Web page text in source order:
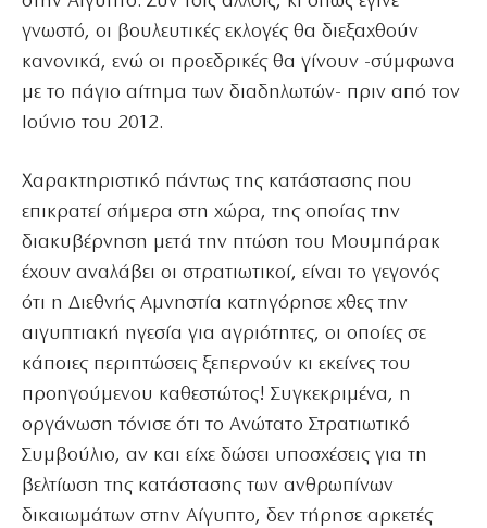
γνωστό, οι βουλευτικές εκλογές θα διεξαχθούν
κανονικά, ενώ οι προεδρικές θα γίνουν -σύμφωνα
με το πάγιο αίτημα των διαδηλωτών- πριν από τον
Ιούνιο του 2012.
Χαρακτηριστικό πάντως της κατάστασης που
επικρατεί σήμερα στη χώρα, της οποίας την
διακυβέρνηση μετά την πτώση του Μουμπάρακ
έχουν αναλάβει οι στρατιωτικοί, είναι το γεγονός
ότι η Διεθνής Αμνηστία κατηγόρησε χθες την
αιγυπτιακή ηγεσία για αγριότητες, οι οποίες σε
κάποιες περιπτώσεις ξεπερνούν κι εκείνες του
προηγούμενου καθεστώτος! Συγκεκριμένα, η
οργάνωση τόνισε ότι το Ανώτατο Στρατιωτικό
Συμβούλιο, αν και είχε δώσει υποσχέσεις για τη
βελτίωση της κατάστασης των ανθρωπίνων
δικαιωμάτων στην Αίγυπτο, δεν τήρησε αρκετές